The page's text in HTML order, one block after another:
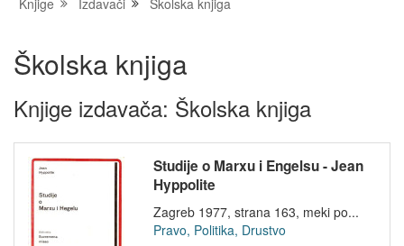
Knjige Izdavači Školska knjiga
Školska knjiga
Knjige izdavača: Školska knjiga
Studije o Marxu i Engelsu - Jean
Hyppolite
Zagreb 1977, strana 163, meki po...
Pravo, Politika, Drustvo